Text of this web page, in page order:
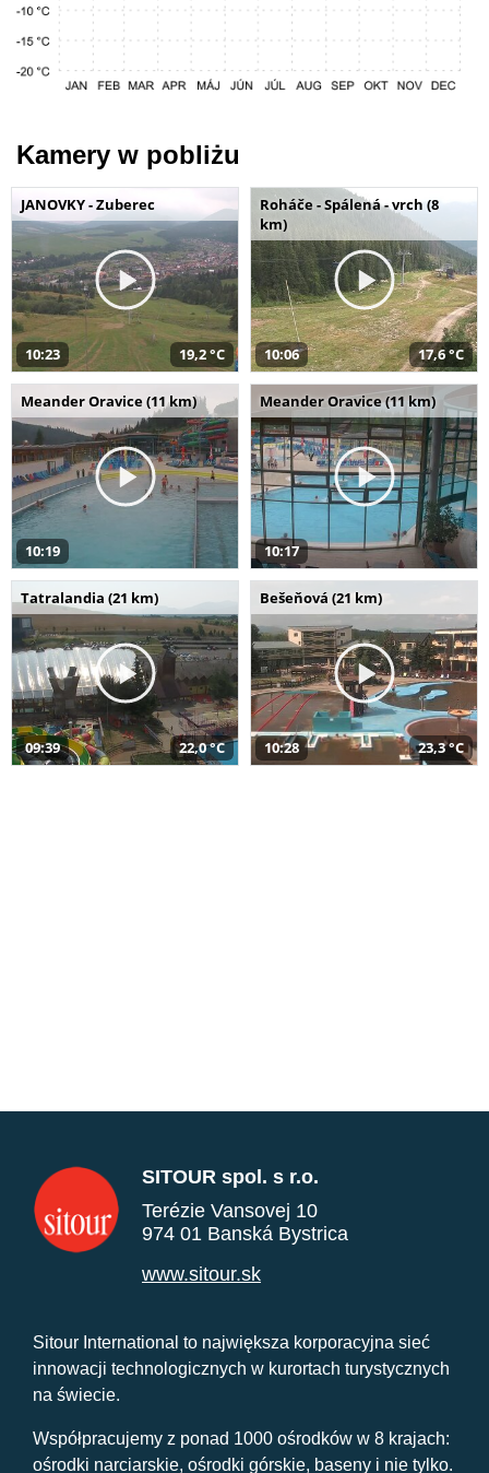
Kamery w pobliżu
JANOVKY - Zuberec
10:23 19,2 °C
Roháče - Spálená - vrch (8
km)
10:06 17,6 °C
Meander Oravice (11 km)
10:19
Meander Oravice (11 km)
10:17
Tatralandia (21 km)
09:39 22,0 °C
Bešeňová (21 km)
10:28 23,3 °C
SITOUR spol. s r.o.
Terézie Vansovej 10
974 01 Banská Bystrica
www.sitour.sk
Sitour International to największa korporacyjna sieć
innowacji technologicznych w kurortach turystycznych
na świecie.
Współpracujemy z ponad 1000 ośrodków w 8 krajach:
ośrodki narciarskie, ośrodki górskie, baseny i nie tylko.